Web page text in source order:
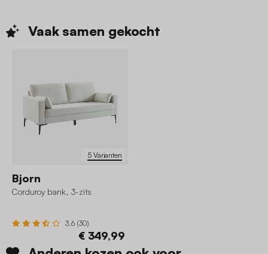
Vaak samen gekocht
5 Varianten
Bjorn
Corduroy bank, 3-zits
3.6 (30)
€ 349,99